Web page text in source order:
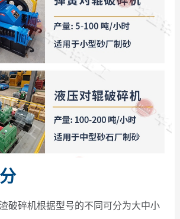
破碎机根据型号的不同可分为大中小